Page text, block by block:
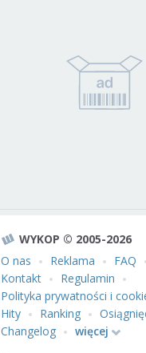
WYKOP © 2005-2026
O nas
Reklama
FAQ
Kontakt
Regulamin
Polityka prywatności i
Hity
Ranking
Changelog
więcej